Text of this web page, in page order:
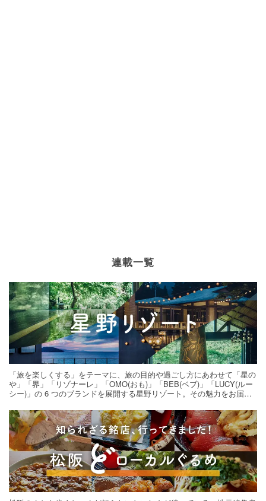
連載一覧
「旅を楽しくする」をテーマに、旅の目的や過ごし方にあわせて「星の
や」「界」「リゾナーレ」「OMO(おも)」「BEB(ベブ)」「LUCY(ルー
シー)」の 6 つのブランドを展開する星野リゾート。その魅力をお届け